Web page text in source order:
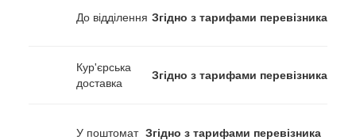
До відділення Згідно з тарифами перевізника
Кур'єрська
доставка
Згідно з тарифами перевізника
У поштомат Згідно з тарифами перевізника